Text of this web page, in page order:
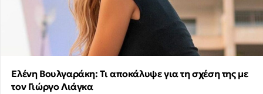
Ελένη Βουλγαράκη: Τι αποκάλυψε για τη σχέση της με
τον Γιώργο Λιάγκα